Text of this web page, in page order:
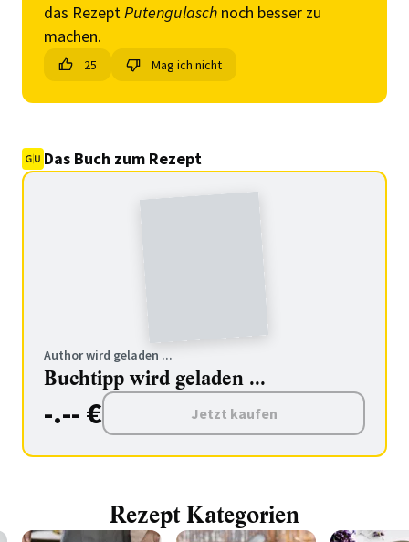
das RezeptPutengulasch noch besser zu
machen.
25 Mag ich nicht
Das Buch zum Rezept
Author wird geladen ...
Buchtipp wird geladen ...
-.-- € Jetzt kaufen
Rezept Kategorien